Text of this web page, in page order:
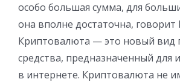
особо большая сумма, для
она вполне достаточна, говорит
Криптовалюта — это новый вид
средства, предназначенный для
в интернете. Криптовалюта не